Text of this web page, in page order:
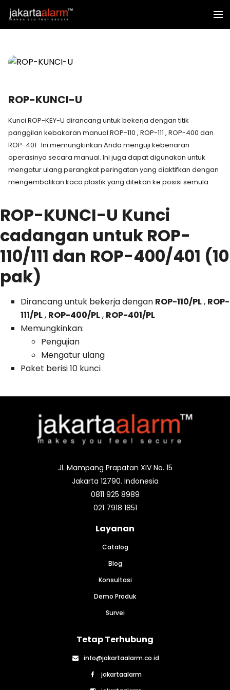
ROP-KUNCI-U
Kunci ROP-KEY-U dirancang untuk bekerja dengan titik
panggilan kebakaran manual ROP-110 , ROP-111 , ROP-400 dan
ROP-401 . Ini memungkinkan Anda menguji kebenaran
operasinya secara manual. Ini juga dapat digunakan untuk
mengatur ulang perangkat peringatan yang diaktifkan dengan
mengembalikan kaca plastik yang ditekan ke posisi semula.
ROP-KUNCI-U Kunci
cadangan untuk ROP-
110/111 dan ROP-400/401 (10
pak)
Dirancang untuk bekerja dengan ROP-110/PL, ROP-
111/PL, ROP-400/PL, ROP-401/PL
Memungkinkan:
Pengujian
Mengatur ulang
Paket berisi 10 kunci
Jl. Mampang Prapatan XIV No. 15
Jakarta 12790. Indonesia
0811 925 8989
021 7918 1851
Layanan
Catalog
Blog
Konsultasi
Demo Produk
Survei
Tetap Terhubung
info@jakartaalarm.co.id
jakartaalarm